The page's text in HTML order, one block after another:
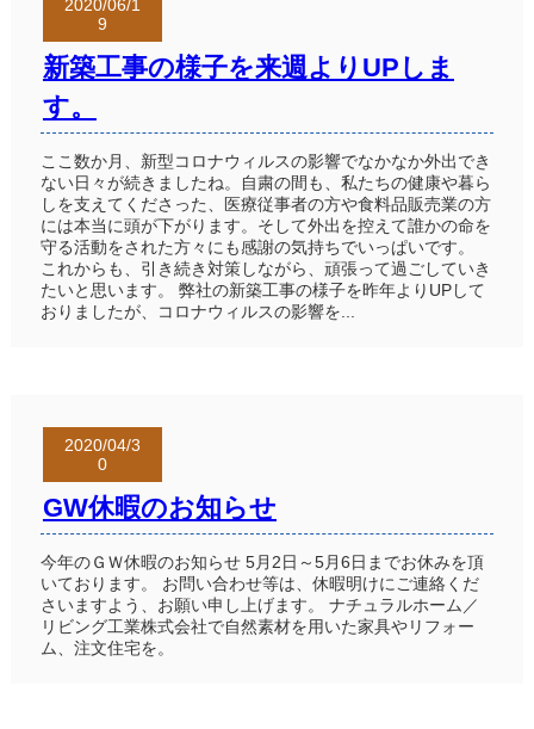
2020/06/1
9
新築工事の様子を来週よりUPしま
す。
ここ数か月、新型コロナウィルスの影響でなかなか外出でき
ない日々が続きましたね。自粛の間も、私たちの健康や暮ら
しを支えてくださった、医療従事者の方や食料品販売業の方
には本当に頭が下がります。そして外出を控えて誰かの命を
守る活動をされた方々にも感謝の気持ちでいっぱいです。
これからも、引き続き対策しながら、頑張って過ごしていき
たいと思います。 弊社の新築工事の様子を昨年よりUPして
おりましたが、コロナウィルスの影響を...
2020/04/3
0
GW休暇のお知らせ
今年のＧＷ休暇のお知らせ 5月2日～5月6日までお休みを頂
いております。 お問い合わせ等は、休暇明けにご連絡くだ
さいますよう、お願い申し上げます。 ナチュラルホーム／
リビング工業株式会社で自然素材を用いた家具やリフォー
ム、注文住宅を。